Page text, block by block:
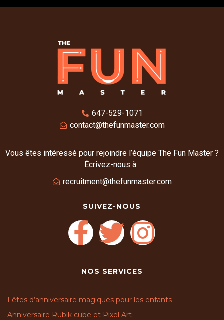
647-529-1071
contact@thefunmaster.com
Vous êtes intéressé pour rejoindre l’équipe The Fun Master ?
Écrivez-nous à :
recruitment@thefunmaster.com
SUIVEZ-NOUS
NOS SERVICES
Fêtes d’anniversaire magiques pour les enfants
Anniversaire Rubik cube et Pixel Art